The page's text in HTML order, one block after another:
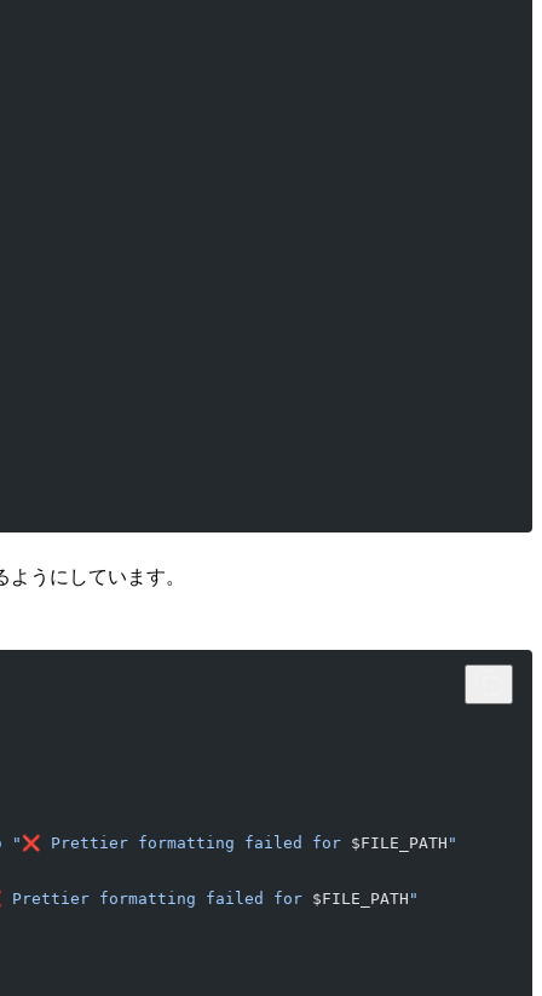
うにしています。
"❌ Prettier formatting failed for $FILE_PATH "
Prettier formatting failed for $FILE_PATH "